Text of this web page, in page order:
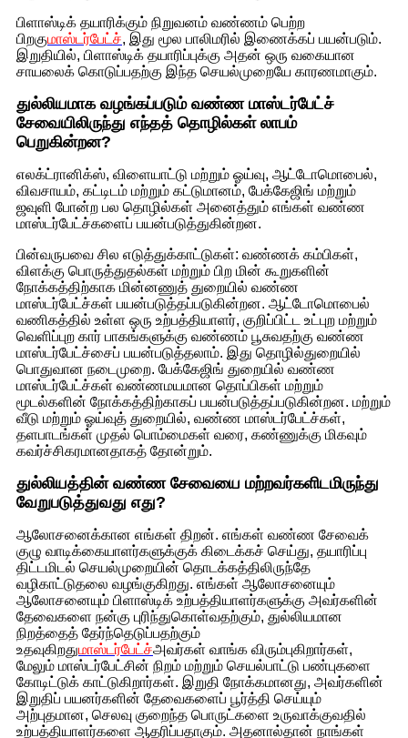
பிளாஸ்டிக் தயாரிக்கும் நிறுவனம் வண்ணம் பெற்ற
பிறகுமாஸ்டர்பேட்ச், இது மூல பாலிமரில் இணைக்கப் பயன்படும்.
இறுதியில், பிளாஸ்டிக் தயாரிப்புக்கு அதன் ஒரு வகையான
சாயலைக் கொடுப்பதற்கு இந்த செயல்முறையே காரணமாகும்.
துல்லியமாக வழங்கப்படும் வண்ண மாஸ்டர்பேட்ச்
சேவையிலிருந்து எந்தத் தொழில்கள் லாபம்
பெறுகின்றன?
எலக்ட்ரானிக்ஸ், விளையாட்டு மற்றும் ஓய்வு, ஆட்டோமொபைல்,
விவசாயம், கட்டிடம் மற்றும் கட்டுமானம், பேக்கேஜிங் மற்றும்
ஜவுளி போன்ற பல தொழில்கள் அனைத்தும் எங்கள் வண்ண
மாஸ்டர்பேட்ச்களைப் பயன்படுத்துகின்றன.
பின்வருபவை சில எடுத்துக்காட்டுகள்: வண்ணக் கம்பிகள்,
விளக்கு பொருத்துதல்கள் மற்றும் பிற மின் கூறுகளின்
நோக்கத்திற்காக மின்னணுத் துறையில் வண்ண
மாஸ்டர்பேட்ச்கள் பயன்படுத்தப்படுகின்றன. ஆட்டோமொபைல்
வணிகத்தில் உள்ள ஒரு உற்பத்தியாளர், குறிப்பிட்ட உட்புற மற்றும்
வெளிப்புற கார் பாகங்களுக்கு வண்ணம் பூசுவதற்கு வண்ண
மாஸ்டர்பேட்ச்சைப் பயன்படுத்தலாம். இது தொழில்துறையில்
பொதுவான நடைமுறை. பேக்கேஜிங் துறையில் வண்ண
மாஸ்டர்பேட்ச்கள் வண்ணமயமான தொப்பிகள் மற்றும்
மூடல்களின் நோக்கத்திற்காகப் பயன்படுத்தப்படுகின்றன. மற்றும்
வீடு மற்றும் ஓய்வுத் துறையில், வண்ண மாஸ்டர்பேட்ச்கள்,
தளபாடங்கள் முதல் பொம்மைகள் வரை, கண்ணுக்கு மிகவும்
கவர்ச்சிகரமானதாகத் தோன்றும்.
துல்லியத்தின் வண்ண சேவையை மற்றவர்களிடமிருந்து
வேறுபடுத்துவது எது?
ஆலோசனைக்கான எங்கள் திறன். எங்கள் வண்ண சேவைக்
குழு வாடிக்கையாளர்களுக்குக் கிடைக்கச் செய்து, தயாரிப்பு
திட்டமிடல் செயல்முறையின் தொடக்கத்திலிருந்தே
வழிகாட்டுதலை வழங்குகிறது. எங்கள் ஆலோசனையும்
ஆலோசனையும் பிளாஸ்டிக் உற்பத்தியாளர்களுக்கு அவர்களின்
தேவைகளை நன்கு புரிந்துகொள்வதற்கும், துல்லியமான
நிறத்தைத் தேர்ந்தெடுப்பதற்கும்
உதவுகிறதுமாஸ்டர்பேட்ச்அவர்கள் வாங்க விரும்புகிறார்கள்,
மேலும் மாஸ்டர்பேட்சின் நிறம் மற்றும் செயல்பாட்டு பண்புகளை
கோடிட்டுக் காட்டுகிறார்கள். இறுதி நோக்கமானது, அவர்களின்
இறுதிப் பயனர்களின் தேவைகளைப் பூர்த்தி செய்யும்
அற்புதமான, செலவு குறைந்த பொருட்களை உருவாக்குவதில்
உற்பத்தியாளர்களை ஆதரிப்பதாகும். அதனால்தான் நாங்கள்